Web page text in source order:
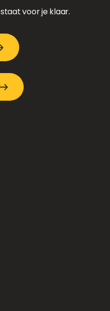
voor je klaar.